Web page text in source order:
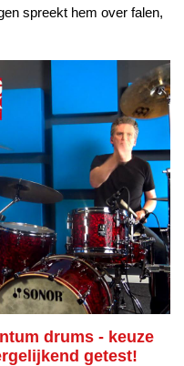
spreekt hem over falen,
drums - keuze
getest!